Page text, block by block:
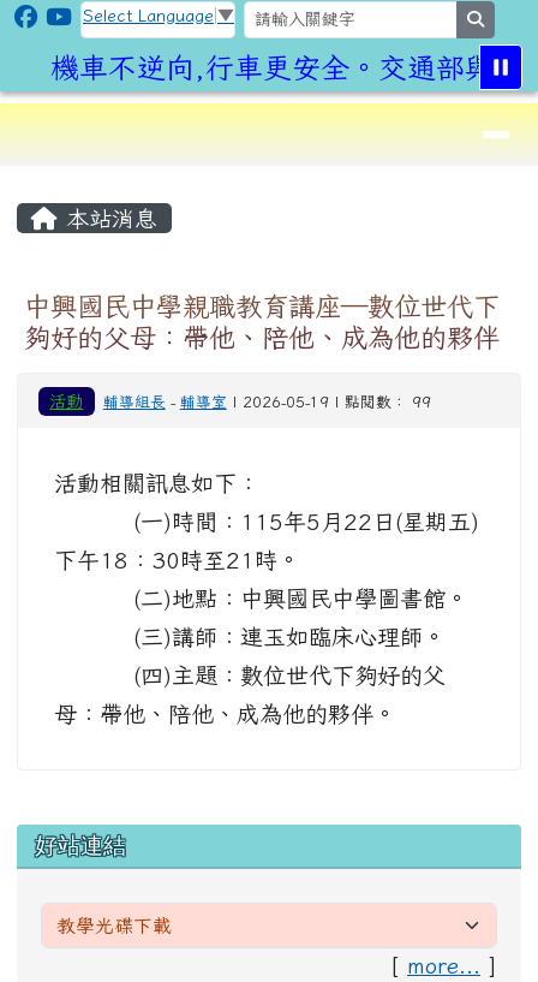
跳至主內容區
CLPS Site
Select Language ▼
機車不逆向,行車更安全。交通部與桃
⏸
導覽列
本站消息
中興國民中學親職教育講座—數位世代下
夠好的父母：帶他、陪他、成為他的夥伴
活動 輔導組長 - 輔導室 | 2026-05-19 | 點閱數： 99
活動相關訊息如下：
(一)時間：115年5月22日(星期五)
下午18：30時至21時。
(二)地點：中興國民中學圖書館。
(三)講師：連玉如臨床心理師。
(四)主題：數位世代下夠好的父
母：帶他、陪他、成為他的夥伴。
左邊區域內容
好站連結
[ more... ]